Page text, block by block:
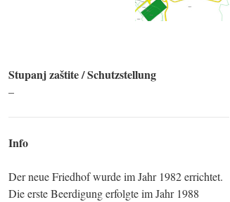
Stupanj zaštite/ Schutzstellung
–
Info
Der neue Friedhof wurde im Jahr 1982 errichtet.
Die erste Beerdigung erfolgte im Jahr 1988